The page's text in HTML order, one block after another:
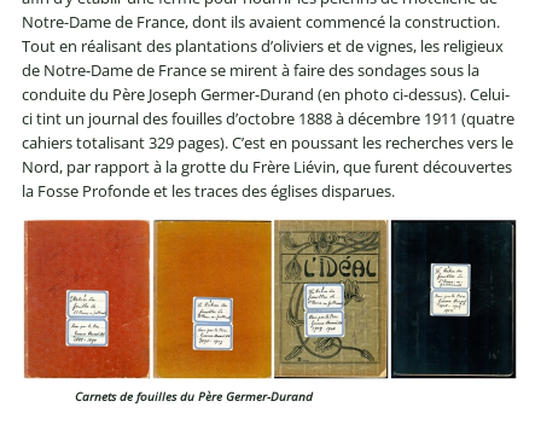
Notre-Dame de France, dont ils avaient commencé la construction.
Tout en réalisant des plantations d’oliviers et de vignes, les religieux
de Notre-Dame de France se mirent à faire des sondages sous la
conduite du Père Joseph Germer-Durand (en photo ci-dessus). Celui-
ci tint un journal des fouilles d’octobre 1888 à décembre 1911 (quatre
cahiers totalisant 329 pages). C’est en poussant les recherches vers le
Nord, par rapport à la grotte du Frère Liévin, que furent découvertes
la Fosse Profonde et les traces des églises disparues.
Carnets de fouilles du Père Germer-Durand